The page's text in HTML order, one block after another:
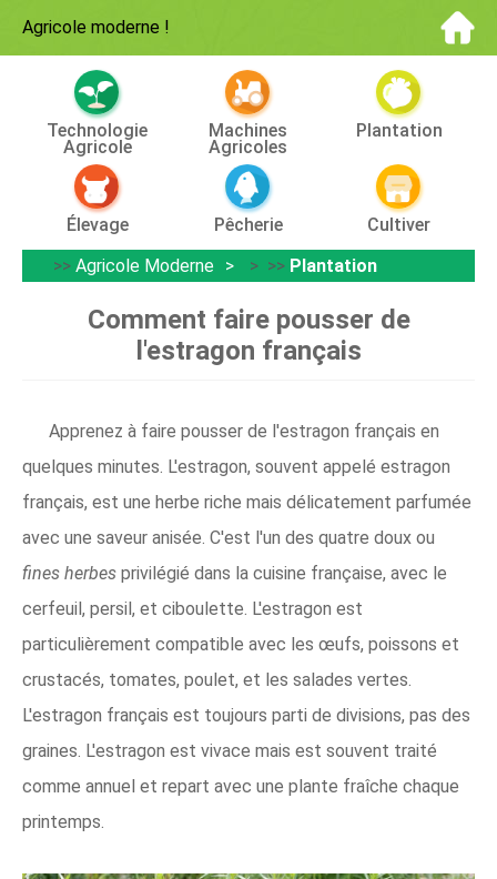
Agricole moderne !
Technologie
Agricole
Machines
Agricoles
Plantation
Élevage Pêcherie
Cultiver
>> Agricole Moderne > >> Plantation
Comment faire pousser de
l'estragon français
Apprenez à faire pousser de l'estragon français en
quelques minutes. L'estragon, souvent appelé estragon
français, est une herbe riche mais délicatement parfumée
avec une saveur anisée. C'est l'un des quatre doux ou
fines herbes privilégié dans la cuisine française, avec le
cerfeuil, persil, et ciboulette. L'estragon est
particulièrement compatible avec les œufs, poissons et
crustacés, tomates, poulet, et les salades vertes.
L'estragon français est toujours parti de divisions, pas des
graines. L'estragon est vivace mais est souvent traité
comme annuel et repart avec une plante fraîche chaque
printemps.